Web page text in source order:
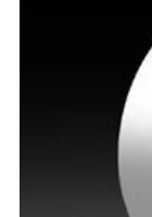
Components |
| 紅外線光學產品
Shaping | 雷射光
| 雷射分光鏡
| 雷射顯微鏡
Isolators | 晶體和隔
| 雷射偏光片
Objectives | 有
| 反射物鏡
|顯微鏡照明
| 實驗室和
and
| 影視製作和高級攝
Accessories | 成像
Cameras | IDS 相機
Labs Cameras™ |
| Pixelink 相機
Roughness
Tools | 量測工具
Components | 主
Accessories | UV
Tomography
and Detection
and Production |
| 重新
and
and Production